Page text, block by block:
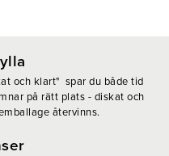
och klart" spar du både tid
på rätt plats - diskat och
återvinns.